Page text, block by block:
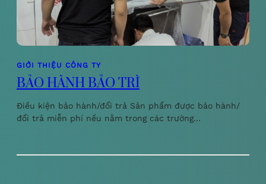
GIỚI THIỆU CÔNG TY
BẢO HÀNH BẢO TRÌ
Điều kiện bảo hành/đổi trả Sản phẩm được bảo hành/
đổi trả miễn phí nếu nằm trong các trường…